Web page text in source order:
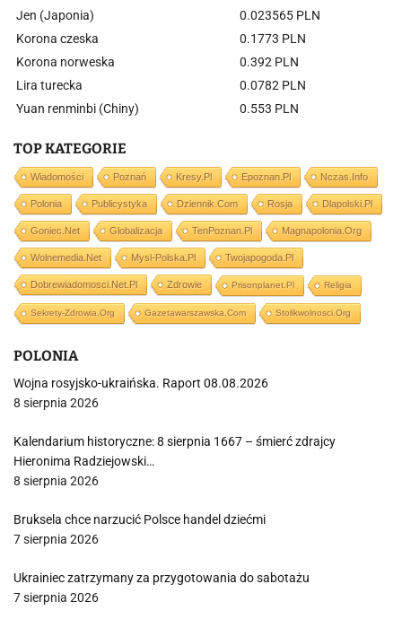
Jen (Japonia)
0.023565 PLN
Korona czeska
0.1773 PLN
Korona norweska
0.392 PLN
Lira turecka
0.0782 PLN
Yuan renminbi (Chiny)
0.553 PLN
TOP KATEGORIE
Wiadomości Poznań Kresy.pl Epoznan.pl Nczas.info
Polonia Publicystyka Dziennik.com Rosja Dlapolski.pl
Goniec.net Globalizacja TenPoznan.pl Magnapolonia.org
Wolnemedia.net Mysl-Polska.pl Twojapogoda.pl
Dobrewiadomosci.net.pl Zdrowie Prisonplanet.pl Religia
Sekrety-Zdrowia.org Gazetawarszawska.com Stolikwolnosci.org
POLONIA
Wojna rosyjsko-ukraińska. Raport 08.08.2026
8 sierpnia 2026
Kalendarium historyczne: 8 sierpnia 1667 – śmierć zdrajcy
Hieronima Radziejowski…
8 sierpnia 2026
Bruksela chce narzucić Polsce handel dziećmi
7 sierpnia 2026
Ukrainiec zatrzymany za przygotowania do sabotażu
7 sierpnia 2026